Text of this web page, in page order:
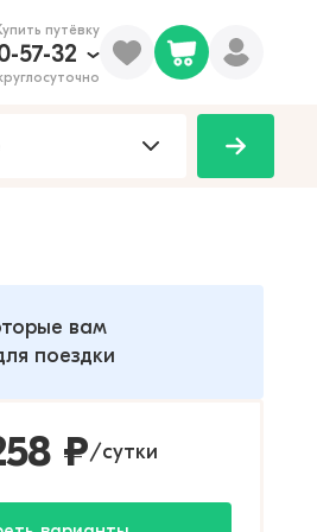
путёвку
57-32
вам
поездки
₽/сутки